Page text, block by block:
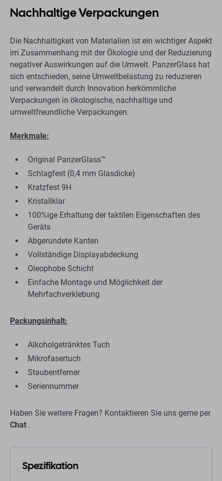
Nachhaltige Verpackungen
Die Nachhaltigkeit von Materialien ist ein wichtiger Aspekt
im Zusammenhang mit der Ökologie und der Reduzierung
negativer Auswirkungen auf die Umwelt. PanzerGlass hat
sich entschieden, seine Umweltbelastung zu reduzieren
und verwandelt durch Innovation herkömmliche
Verpackungen in ökologische, nachhaltige und
umweltfreundliche Verpackungen.
Merkmale:
Original PanzerGlass™
Schlagfest (0,4 mm Glasdicke)
Kratzfest 9H
Kristallklar
100%ige Erhaltung der taktilen Eigenschaften des
Geräts
Abgerundete Kanten
Vollständige Displayabdeckung
Oleophobe Schicht
Einfache Montage und Möglichkeit der
Mehrfachverklebung
Packungsinhalt:
Alkoholgetränktes Tuch
Mikrofasertuch
Staubentferner
Seriennummer
Haben Sie weitere Fragen? Kontaktieren Sie uns gerne per
Chat .
Spezifikation